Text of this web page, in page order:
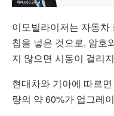
이모빌라이저는 자동차
칩을 넣은 것으로, 암호
지 않으면 시동이 걸리
현대차와 기아에 따르
량의 약 60%가 업그레